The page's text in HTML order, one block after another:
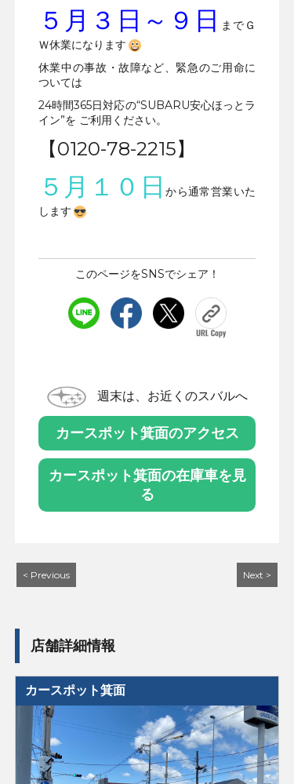
５月３日～９日 までＧ
Ｗ休業になります
休業中の事故・故障など、緊急のご用命に
ついては
24時間365日対応の“SUBARU安心ほっとラ
イン”を ご利用ください。
【0120-78-2215】
５月１０日から通常営業いた
します
このページをSNSでシェア！
週末は、お近くのスバルへ
カースポット箕面のアクセス
カースポット箕面の在庫車を見
る
< Previous Next >
店舗詳細情報
カースポット箕面